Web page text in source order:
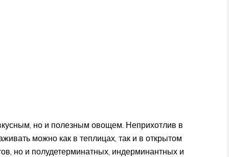
но и полезным овощем. Неприхотлив в
можно как в теплицах, так и в открытом
но и полудетерминатных, индерминантных и